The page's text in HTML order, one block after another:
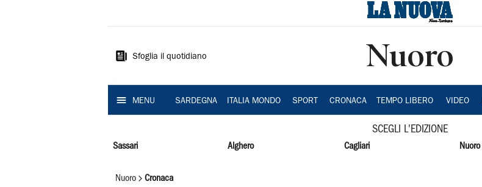
Sardegna
Sfoglia il quotidiano Nuoro
MENU SARDEGNA ITALIA MONDO SPORT CRONACA TEMPO LIBERO VIDEO
SCEGLI L'EDIZIONE
Sassari Alghero Cagliari Nuoro
Nuoro Cronaca